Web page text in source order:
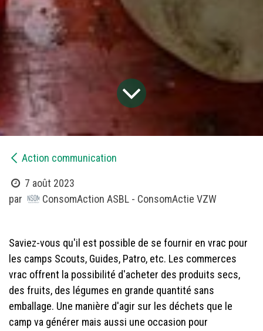
​Action communication
7 août 2023
par
ConsomAction ASBL - ConsomActie VZW
Saviez-vous qu'il est possible de se fournir en vrac pour
les camps Scouts, Guides, Patro, etc. Les commerces
vrac offrent la possibilité d'acheter des produits secs,
des fruits, des légumes en grande quantité sans
emballage. Une manière d'agir sur les déchets que le
camp va générer mais aussi une occasion pour